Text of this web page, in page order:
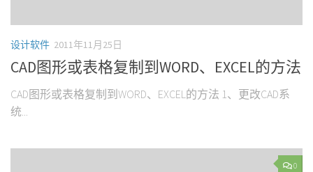
设计软件 2011年11月25日
CAD图形或表格复制到WORD、EXCEL的方法
CAD图形或表格复制到WORD、EXCEL的方法 1、更改CAD系
统...
0